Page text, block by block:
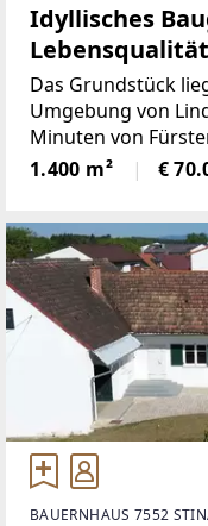
Idyllisches
Das Grundstück
Umgebung von
Minuten von
genießt eine
Thermenregion
1.400 m² €
BAUERNHAUS 7552